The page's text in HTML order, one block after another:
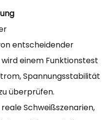
entscheidender
einem Funktionstest
Spannungsstabilität
überprüfen.
Schweißszenarien,